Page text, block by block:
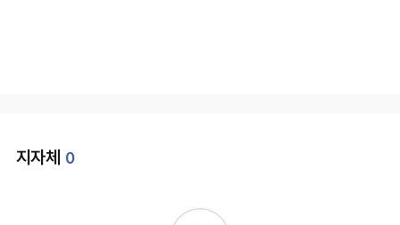
지자체 0